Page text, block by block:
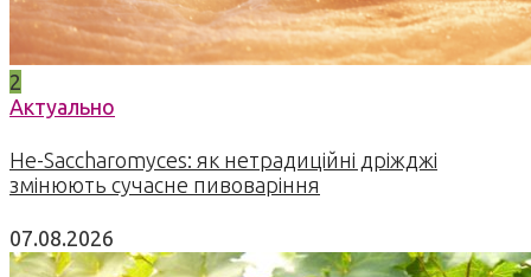
2
Актуально
Не-Saccharomyces: як нетрадиційні дріжджі
змінюють сучасне пивоваріння
07.08.2026